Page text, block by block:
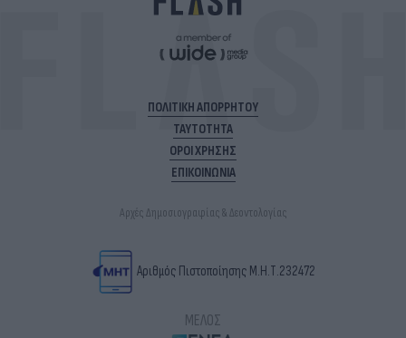
ΠΟΛΙΤΙΚΗ ΑΠΟΡΡΗΤΟΥ
ΤΑΥΤΟΤΗΤΑ
ΟΡΟΙ ΧΡΗΣΗΣ
ΕΠΙΚΟΙΝΩΝΙΑ
Αρχές Δημοσιογραφίας & Δεοντολογίας
Αριθμός Πιστοποίησης Μ.Η.Τ.232472
ΜΕΛΟΣ